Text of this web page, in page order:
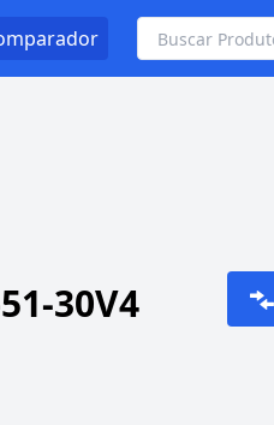
30V4